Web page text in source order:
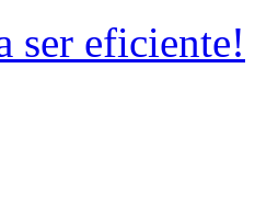
ser eficiente!